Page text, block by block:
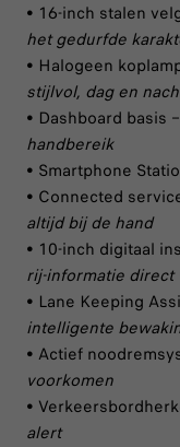
• 16-inch stalen
het gedurfde
• Halogeen
stijlvol, dag en
• Dashboard basis –
handbereik
• Smartphone
• Connected
altijd bij de hand
• 10-inch digitaal
rij-informatie direct
• Lane Keeping
intelligente
• Actief
voorkomen
•
alert